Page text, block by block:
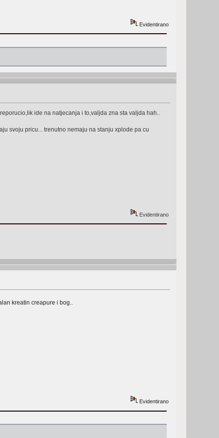
Evidentirano
ide na natjecanja i to,valjda zna sta valjda hah..
svoju pricu... trenutno nemaju na stanju xplode pa cu
Evidentirano
kreatin creapure i bog..
Evidentirano